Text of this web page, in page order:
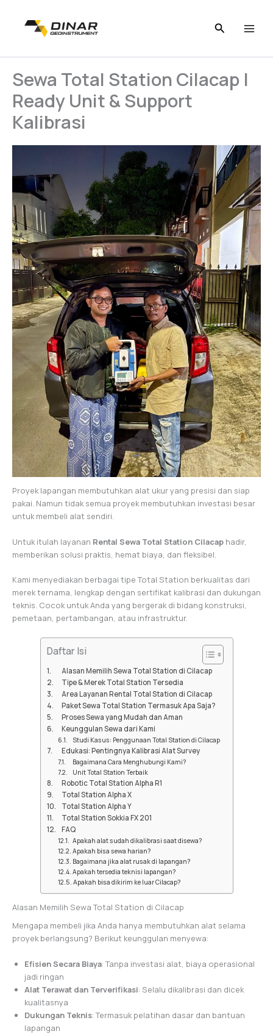
Sewa Total Station Cilacap |
Ready Unit & Support
Kalibrasi
Proyek lapangan membutuhkan alat ukur yang presisi dan siap
pakai. Namun tidak semua proyek membutuhkan investasi besar
untuk membeli alat sendiri.
Untuk itulah layanan Rental Sewa Total Station Cilacap hadir,
memberikan solusi praktis, hemat biaya, dan fleksibel.
Kami menyediakan berbagai tipe Total Station berkualitas dari
merek ternama, lengkap dengan sertifikat kalibrasi dan dukungan
teknis. Cocok untuk Anda yang bergerak di bidang konstruksi,
pemetaan, pertambangan, atau infrastruktur.
Daftar Isi
Alasan Memilih Sewa Total Station di Cilacap
Tipe & Merek Total Station Tersedia
Area Layanan Rental Total Station di Cilacap
Paket Sewa Total Station Termasuk Apa Saja?
Proses Sewa yang Mudah dan Aman
Keunggulan Sewa dari Kami
Studi Kasus: Penggunaan Total Station di Cilacap
Edukasi: Pentingnya Kalibrasi Alat Survey
Bagaimana Cara Menghubungi Kami?
Unit Total Station Terbaik
Robotic Total Station Alpha R1
Total Station Alpha X
Total Station Alpha Y
Total Station Sokkia FX 201
FAQ
Apakah alat sudah dikalibrasi saat disewa?
Apakah bisa sewa harian?
Bagaimana jika alat rusak di lapangan?
Apakah tersedia teknisi lapangan?
Apakah bisa dikirim ke luar Cilacap?
Alasan Memilih Sewa Total Station di Cilacap
Mengapa membeli jika Anda hanya membutuhkan alat selama
proyek berlangsung? Berikut keunggulan menyewa:
Efisien Secara Biaya: Tanpa investasi alat, biaya operasional
jadi ringan
Alat Terawat dan Terverifikasi: Selalu dikalibrasi dan dicek
kualitasnya
Dukungan Teknis: Termasuk pelatihan dasar dan bantuan
lapangan